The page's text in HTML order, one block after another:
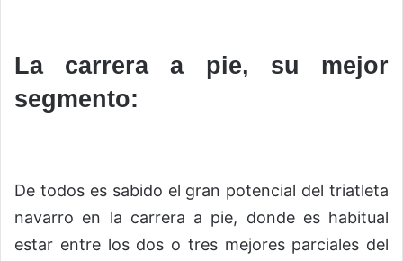
La carrera a pie, su mejor
segmento:
De todos es sabido el gran potencial del triatleta
navarro en la carrera a pie, donde es habitual
estar entre los dos o tres mejores parciales del